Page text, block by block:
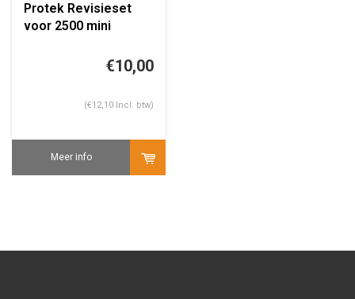
Protek Revisieset
voor 2500 mini
€10,00
(€12,10 Incl. btw)
Meer info